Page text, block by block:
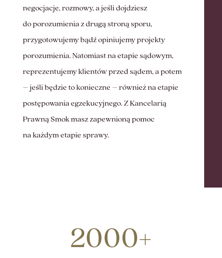
negocjacje, rozmowy, a jeśli dojdziesz
do porozumienia z drugą stroną sporu,
przygotowujemy bądź opiniujemy projekty
porozumienia. Natomiast na etapie sądowym,
reprezentujemy klientów przed sądem, a potem
– jeśli będzie to konieczne – również na etapie
postępowania egzekucyjnego. Z Kancelarią
Prawną Smok masz zapewnioną pomoc
na każdym etapie sprawy.
2000+